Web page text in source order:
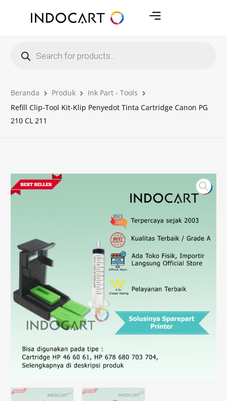
Beranda Produk
Ink Part - Tools
Refill Clip-Tool Kit-Klip Penyedot Tinta Cartridge Canon PG
210 CL 211